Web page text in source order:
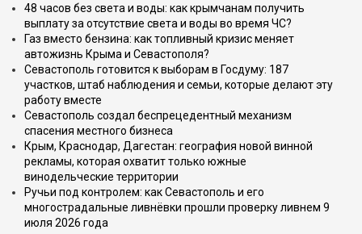
48 часов без света и воды: как крымчанам получить
выплату за отсутствие света и воды во время ЧС?
Газ вместо бензина: как топливный кризис меняет
автожизнь Крыма и Севастополя?
Севастополь готовится к выборам в Госдуму: 187
участков, штаб наблюдения и семьи, которые делают эту
работу вместе
Севастополь создал беспрецедентный механизм
спасения местного бизнеса
Крым, Краснодар, Дагестан: география новой винной
рекламы, которая охватит только южные
винодельческие территории
Ручьи под контролем: как Севастополь и его
многострадальные ливнёвки прошли проверку ливнем 9
июля 2026 года